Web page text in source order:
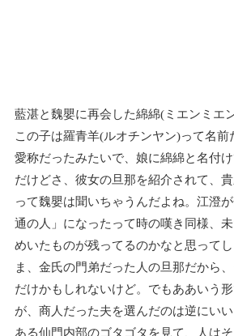
藍湛と魏嬰に再会した綿綿(ミエンミエ
この子は羅青羊(ルオチンヤン)って名前
愛称だったみたいで、娘に綿綿と名付け
だけどさ、彼女の旦那を紹介されて、
って魏嬰は聞いちゃうんだよね。江澄
通の人」になったって時の嘆き同様、
めいたものが残ってるのかなと思ってし
ま、金氏の門弟だった人の旦那だから
だけかもしれないけど。でもああいう
が、商人だった夫を選んだのは逆にい
ある仙門内部のゴタゴタを見て、人は